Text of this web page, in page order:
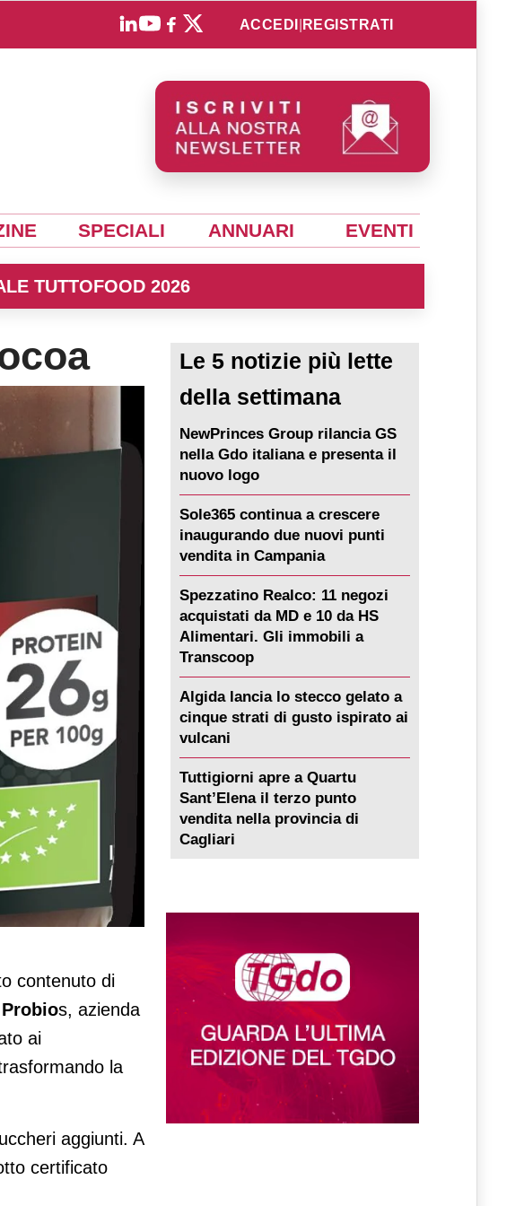
ACCEDI REGISTRATI
SPECIALI ANNUARI EVENTI
TUTTOFOOD 2026
contenuto di
Probios, azienda
ai
la
aggiunti. A
certificato
Le 5 notizie più lette
della settimana
NewPrinces Group rilancia GS
nella Gdo italiana e presenta il
nuovo logo
Sole365 continua a crescere
inaugurando due nuovi punti
vendita in Campania
Spezzatino Realco: 11 negozi
acquistati da MD e 10 da HS
Alimentari. Gli immobili a
Transcoop
Algida lancia lo stecco gelato a
cinque strati di gusto ispirato ai
vulcani
Tuttigiorni apre a Quartu
Sant’Elena il terzo punto
vendita nella provincia di
Cagliari